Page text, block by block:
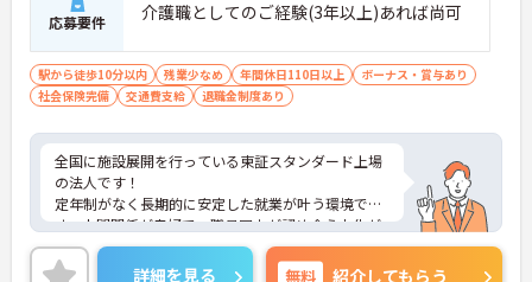
応募要件 介護職としてのご経験(3年以上)あれば尚可
駅から徒歩10分以内 残業少なめ 年間休日110日以上
ボーナス・賞与あり
社会保険完備
交通費支給 退職金制度あり
全国に施設展開を行っている東証スタンダード上場
の法人です！
定年制がなく長期的に安定した就業が叶う環境で
す。人間関係が良好で、職員同士が認め合う文化が
根付いています。
ご興味のある方には、面接対策ポイントなど、さら
詳細を見る 無料 紹介してもらう